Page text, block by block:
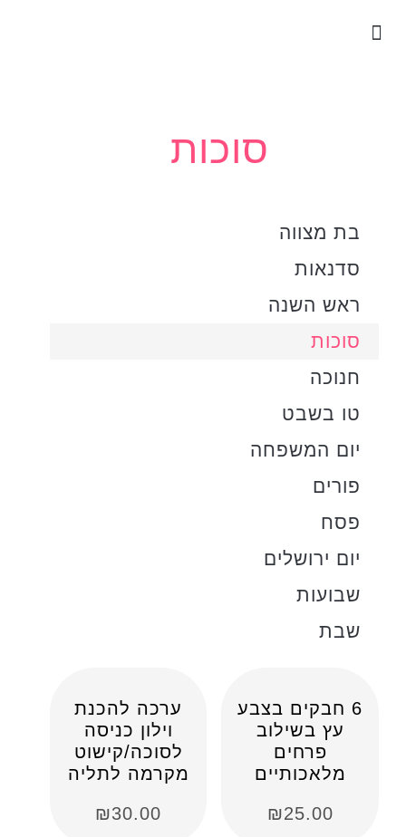
סוכות
בת מצווה
סדנאות
ראש השנה
סוכות
חנוכה
טו בשבט
יום המשפחה
פורים
פסח
יום ירושלים
שבועות
שבת
6 חבקים בצבע
עץ בשילוב
פרחים
מלאכותיים
₪25.00
ערכה להכנת
וילון כניסה
לסוכה/קישוט
מקרמה לתליה
₪30.00